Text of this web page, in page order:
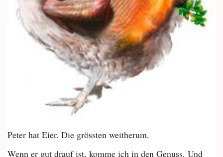
Peter hat Eier. Die grössten weitherum.
Wenn er gut drauf ist, komme ich in den Genuss. Und